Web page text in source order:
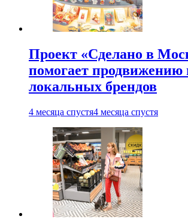
Проект «Сделано в
помогает продвижению
локальных брендов
4 месяца спустя4 месяца спустя